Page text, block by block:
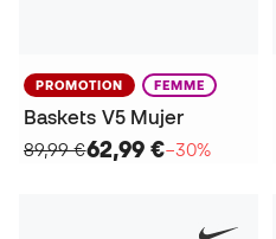
PROMOTION FEMME
Baskets V5 Mujer
89,99 €62,99 €−30%